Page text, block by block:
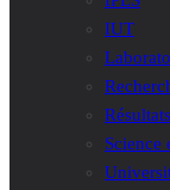
IUT
Science